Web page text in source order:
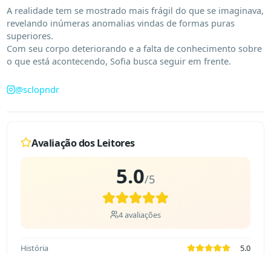
A realidade tem se mostrado mais frágil do que se imaginava,
revelando inúmeras anomalias vindas de formas puras
superiores.
Com seu corpo deteriorando e a falta de conhecimento sobre
o que está acontecendo, Sofia busca seguir em frente.
@sclopndr
Avaliação dos Leitores
5.0/5
4avaliações
História
5.0